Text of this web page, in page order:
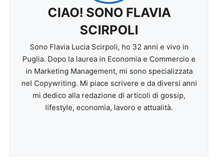
CIAO! SONO FLAVIA
SCIRPOLI
Sono Flavia Lucia Scirpoli, ho 32 anni e vivo in
Puglia. Dopo la laurea in Economia e Commercio e
in Marketing Management, mi sono specializzata
nel Copywriting. Mi piace scrivere e da diversi anni
mi dedico alla redazione di articoli di gossip,
lifestyle, economia, lavoro e attualità.